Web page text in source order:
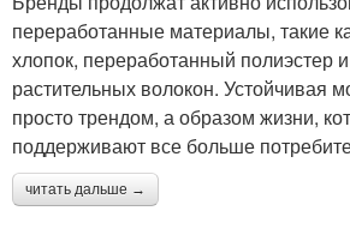
переработанные материалы, такие
хлопок, переработанный полиэстер
растительных волокон. Устойчивая
просто трендом, а образом жизни,
поддерживают все больше
читать дальше →